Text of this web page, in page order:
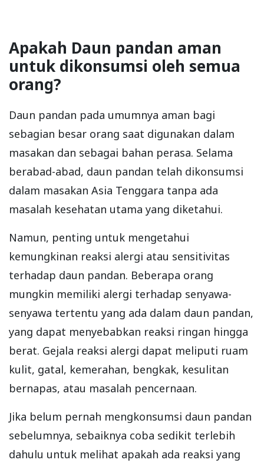
Apakah Daun pandan aman
untuk dikonsumsi oleh semua
orang?
Daun pandan pada umumnya aman bagi
sebagian besar orang saat digunakan dalam
masakan dan sebagai bahan perasa. Selama
berabad-abad, daun pandan telah dikonsumsi
dalam masakan Asia Tenggara tanpa ada
masalah kesehatan utama yang diketahui.
Namun, penting untuk mengetahui
kemungkinan reaksi alergi atau sensitivitas
terhadap daun pandan. Beberapa orang
mungkin memiliki alergi terhadap senyawa-
senyawa tertentu yang ada dalam daun pandan,
yang dapat menyebabkan reaksi ringan hingga
berat. Gejala reaksi alergi dapat meliputi ruam
kulit, gatal, kemerahan, bengkak, kesulitan
bernapas, atau masalah pencernaan.
Jika belum pernah mengkonsumsi daun pandan
sebelumnya, sebaiknya coba sedikit terlebih
dahulu untuk melihat apakah ada reaksi yang